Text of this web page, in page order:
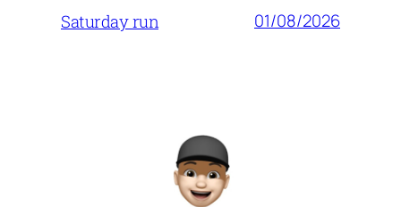
Saturday run 01/08/2026